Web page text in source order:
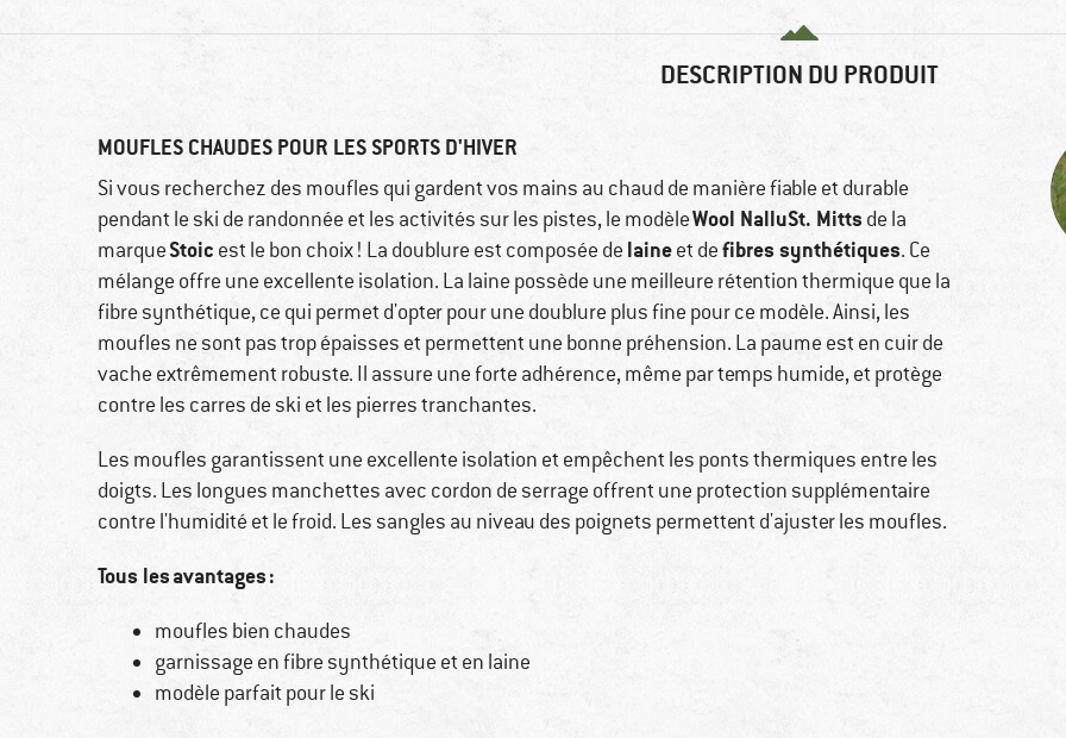
DESCRIPTION DU PRODUIT
MOUFLES CHAUDES POUR LES SPORTS D'HIVER
Si vous recherchez des moufles qui gardent vos mains au chaud de manière fiable et durable
pendant le ski de randonnée et les activités sur les pistes, le modèleWool NalluSt. Mitts de la
marqueStoic est le bon choix ! La doublure est composée de laineet defibres synthétiques. Ce
mélange offre une excellente isolation. La laine possède une meilleure rétention thermique que la
fibre synthétique, ce qui permet d'opter pour une doublure plus fine pour ce modèle. Ainsi, les
moufles ne sont pas trop épaisses et permettent une bonne préhension. La paume est en cuir de
vache extrêmement robuste. Il assure une forte adhérence, même par temps humide, et protège
contre les carres de ski et les pierres tranchantes.
Les moufles garantissent une excellente isolation et empêchent les ponts thermiques entre les
doigts. Les longues manchettes avec cordon de serrage offrent une protection supplémentaire
contre l'humidité et le froid. Les sangles au niveau des poignets permettent d'ajuster les moufles.
Tous les avantages :
moufles bien chaudes
garnissage en fibre synthétique et en laine
modèle parfait pour le ski